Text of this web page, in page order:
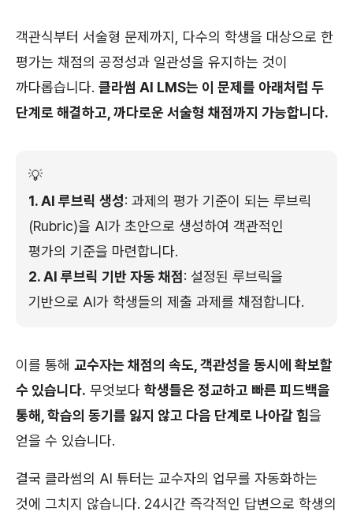
객관식부터 서술형 문제까지, 다수의 학생을 대상으로 한
평가는 채점의 공정성과 일관성을 유지하는 것이
까다롭습니다. 클라썸 AI LMS는 이 문제를 아래처럼 두
단계로 해결하고, 까다로운 서술형 채점까지 가능합니다.
💡
1. AI 루브릭 생성: 과제의 평가 기준이 되는 루브릭
(Rubric)을 AI가 초안으로 생성하여 객관적인
평가의 기준을 마련합니다.
2. AI 루브릭 기반 자동 채점: 설정된 루브릭을
기반으로 AI가 학생들의 제출 과제를 채점합니다.
이를 통해 교수자는 채점의 속도, 객관성을 동시에 확보할
수 있습니다. 무엇보다 학생들은 정교하고 빠른 피드백을
통해, 학습의 동기를 잃지 않고 다음 단계로 나아갈 힘을
얻을 수 있습니다.
결국 클라썸의 AI 튜터는 교수자의 업무를 자동화하는
것에 그치지 않습니다. 24시간 즉각적인 답변으로 학생의